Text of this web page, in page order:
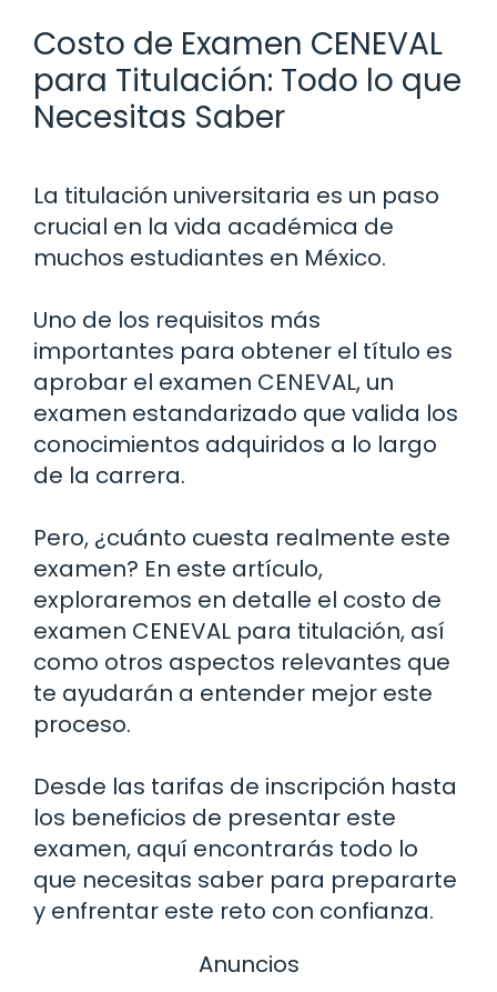
Costo de Examen CENEVAL
para Titulación: Todo lo que
Necesitas Saber
La titulación universitaria es un paso
crucial en la vida académica de
muchos estudiantes en México.
Uno de los requisitos más
importantes para obtener el título es
aprobar el examen CENEVAL, un
examen estandarizado que valida los
conocimientos adquiridos a lo largo
de la carrera.
Pero, ¿cuánto cuesta realmente este
examen? En este artículo,
exploraremos en detalle el costo de
examen CENEVAL para titulación, así
como otros aspectos relevantes que
te ayudarán a entender mejor este
proceso.
Desde las tarifas de inscripción hasta
los beneficios de presentar este
examen, aquí encontrarás todo lo
que necesitas saber para prepararte
y enfrentar este reto con confianza.
Anuncios